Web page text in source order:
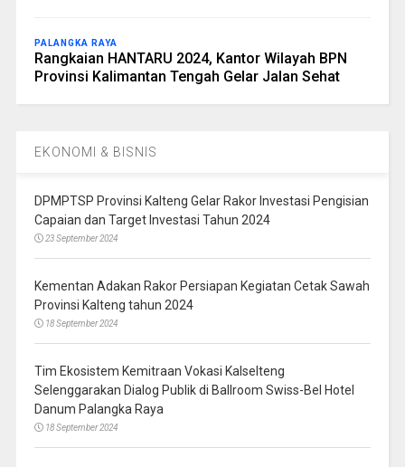
PALANGKA RAYA
Rangkaian HANTARU 2024, Kantor Wilayah BPN
Provinsi Kalimantan Tengah Gelar Jalan Sehat
EKONOMI & BISNIS
DPMPTSP Provinsi Kalteng Gelar Rakor Investasi Pengisian
Capaian dan Target Investasi Tahun 2024
23 September 2024
Kementan Adakan Rakor Persiapan Kegiatan Cetak Sawah
Provinsi Kalteng tahun 2024
18 September 2024
Tim Ekosistem Kemitraan Vokasi Kalselteng
Selenggarakan Dialog Publik di Ballroom Swiss-Bel Hotel
Danum Palangka Raya
18 September 2024